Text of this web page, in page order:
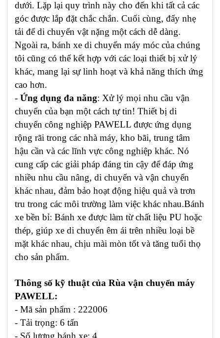
dưới. Lặp lại quy trình này cho đến khi tất cả các
góc được lắp đặt chắc chắn. Cuối cùng, đẩy nhẹ
tải để di chuyển vật nặng một cách dễ dàng.
Ngoài ra, bánh xe di chuyển máy móc của chúng
tôi cũng có thể kết hợp với các loại thiết bị xử lý
khác, mang lại sự linh hoạt và khả năng thích ứng
cao hơn.
- Ứng dụng đa năng: Xử lý mọi nhu cầu vận
chuyển của bạn một cách tự tin! Thiết bị di
chuyển công nghiệp PAWELL được ứng dụng
rộng rãi trong các nhà máy, kho bãi, trung tâm
hậu cần và các lĩnh vực công nghiệp khác. Nó
cung cấp các giải pháp đáng tin cậy để đáp ứng
nhiều nhu cầu nâng, di chuyển và vận chuyển
khác nhau, đảm bảo hoạt động hiệu quả và trơn
tru trong các môi trường làm việc khác nhau.Bánh
xe bền bỉ: Bánh xe được làm từ chất liệu PU hoặc
thép, giúp xe di chuyển êm ái trên nhiều loại bề
mặt khác nhau, chịu mài mòn tốt và tăng tuổi thọ
cho sản phẩm.
Thông số kỹ thuật của Rùa vận chuyển máy
PAWELL:
- Mã sản phẩm : 222006
- Tải trọng: 6 tấn
- Số lượng bánh xe: 4